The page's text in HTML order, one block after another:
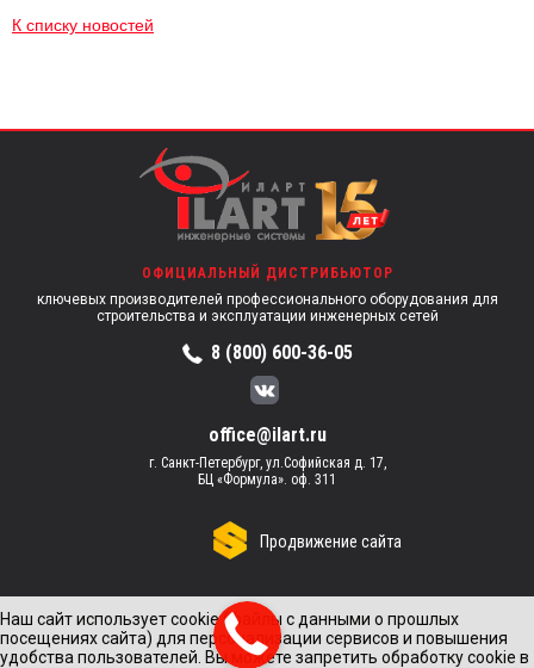
К списку новостей
ОФИЦИАЛЬНЫЙ ДИСТРИБЬЮТОР
ключевых производителей профессионального оборудования для
строительства и эксплуатации инженерных сетей
8 (800) 600-36-05
office@ilart.ru
г. Санкт-Петербург, ул.Софийская д. 17,
БЦ «Формула». оф. 311
Продвижение сайта
Наш сайт использует cookie (файлы с данными о прошлых
посещениях сайта) для персонализации сервисов и повышения
удобства пользователей. Вы можете запретить обработку cookie в